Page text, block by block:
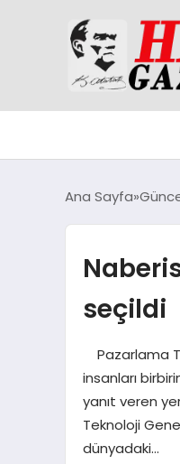
Ana Sayfa
seçildi
Pazarlama
insanları
yanıt veren
Teknoloji
dünyadaki…